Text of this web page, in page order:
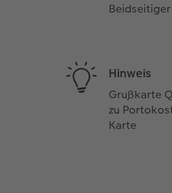
Hinweis
Grußkarte
zu
Karte